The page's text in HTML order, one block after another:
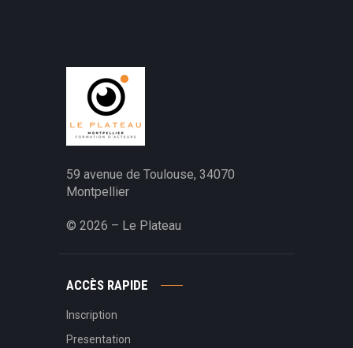
59 avenue de Toulouse, 34070
Montpellier‎
© 2026 – Le Plateau
ACCÈS RAPIDE
Inscription
Presentation